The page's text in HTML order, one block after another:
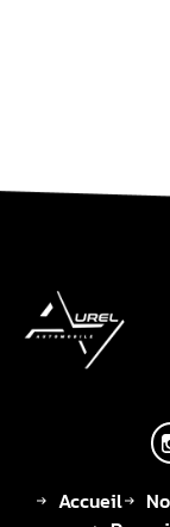
Accueil